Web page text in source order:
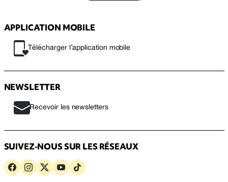
APPLICATION MOBILE
Télécharger l’application mobile
NEWSLETTER
Recevoir les newsletters
SUIVEZ-NOUS SUR LES RÉSEAUX